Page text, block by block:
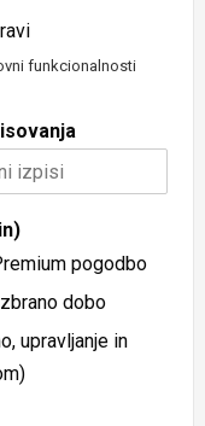
funkcionalnosti
pogodbo
dobo
upravljanje in